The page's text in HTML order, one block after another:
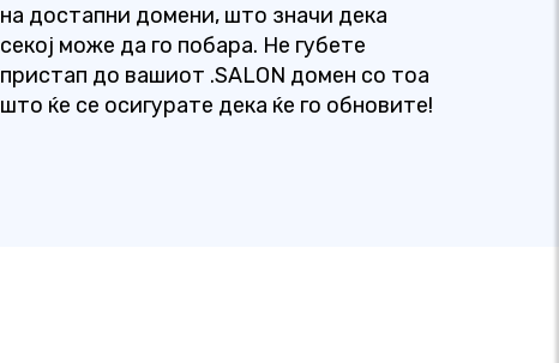
на достапни домени, што значи дека
секој може да го побара. Не губете
пристап до вашиот .SALON домен со тоа
што ќе се осигурате дека ќе го обновите!